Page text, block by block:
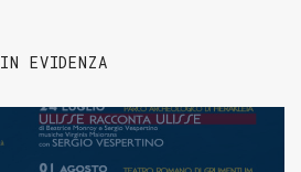
IN EVIDENZA